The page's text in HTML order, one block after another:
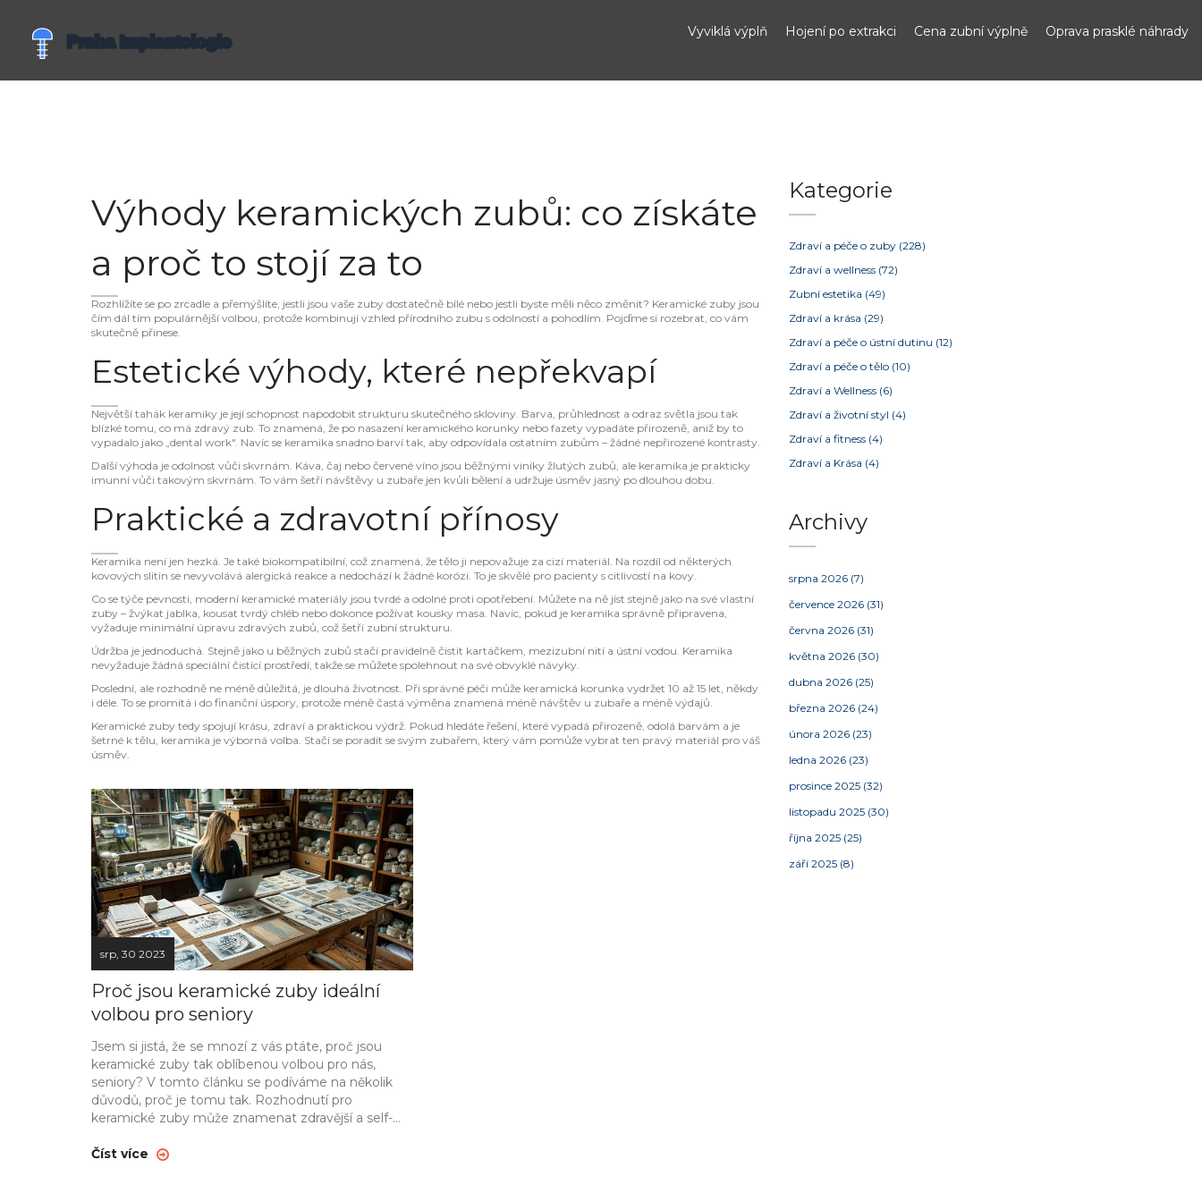
Vyviklá výplň Hojení po extrakci Cena zubní výplně Oprava prasklé náhrady
Výhody keramických zubů: co získáte
a proč to stojí za to
Rozhlížíte se po zrcadle a přemýšlíte, jestli jsou vaše zuby dostatečně bílé nebo jestli byste měli něco změnit? Keramické zuby jsou
čím dál tím populárnější volbou, protože kombinují vzhled přírodního zubu s odolností a pohodlím. Pojďme si rozebrat, co vám
skutečně přinese.
Estetické výhody, které nepřekvapí
Největší tahák keramiky je její schopnost napodobit strukturu skutečného skloviny. Barva, průhlednost a odraz světla jsou tak
blízké tomu, co má zdravý zub. To znamená, že po nasazení keramického korunky nebo fazety vypadáte přirozeně, aniž by to
vypadalo jako „dental work". Navíc se keramika snadno barví tak, aby odpovídala ostatním zubům – žádné nepřirozené kontrasty.
Další výhoda je odolnost vůči skvrnám. Káva, čaj nebo červené víno jsou běžnými viníky žlutých zubů, ale keramika je prakticky
imunní vůči takovým skvrnám. To vám šetří návštěvy u zubaře jen kvůli bělení a udržuje úsměv jasný po dlouhou dobu.
Praktické a zdravotní přínosy
Keramika není jen hezká. Je také biokompatibilní, což znamená, že tělo ji nepovažuje za cizí materiál. Na rozdíl od některých
kovových slitin se nevyvolává alergická reakce a nedochází k žádné korózi. To je skvělé pro pacienty s citlivostí na kovy.
Co se týče pevnosti, moderní keramické materiály jsou tvrdé a odolné proti opotřebení. Můžete na ně jíst stejně jako na své vlastní
zuby – žvýkat jablka, kousat tvrdý chléb nebo dokonce požívat kousky masa. Navíc, pokud je keramika správně připravena,
vyžaduje minimální úpravu zdravých zubů, což šetří zubní strukturu.
Údržba je jednoduchá. Stejně jako u běžných zubů stačí pravidelně čistit kartáčkem, mezizubní nití a ústní vodou. Keramika
nevyžaduje žádná speciální čistící prostředí, takže se můžete spolehnout na své obvyklé návyky.
Poslední, ale rozhodně ne méně důležitá, je dlouhá životnost. Při správné péči může keramická korunka vydržet 10 až 15 let, někdy
i déle. To se promítá i do finanční úspory, protože méně častá výměna znamená méně návštěv u zubaře a méně výdajů.
Keramické zuby tedy spojují krásu, zdraví a praktickou výdrž. Pokud hledáte řešení, které vypadá přirozeně, odolá barvám a je
šetrné k tělu, keramika je výborná volba. Stačí se poradit se svým zubařem, který vám pomůže vybrat ten pravý materiál pro váš
úsměv.
srp, 30 2023
Proč jsou keramické zuby ideální
volbou pro seniory
Jsem si jistá, že se mnozí z vás ptáte, proč jsou
keramické zuby tak oblíbenou volbou pro nás,
seniory? V tomto článku se podíváme na několik
důvodů, proč je tomu tak. Rozhodnutí pro
keramické zuby může znamenat zdravější a self-
všechny seniory. Budeme diskutovat o jejich
Číst více
Kategorie
Zdraví a péče o zuby (228)
Zdraví a wellness (72)
Zubní estetika (49)
Zdraví a krása (29)
Zdraví a péče o ústní dutinu (12)
Zdraví a péče o tělo (10)
Zdraví a Wellness (6)
Zdraví a životní styl (4)
Zdraví a fitness (4)
Zdraví a Krása (4)
Archivy
srpna 2026 (7)
července 2026 (31)
června 2026 (31)
května 2026 (30)
dubna 2026 (25)
března 2026 (24)
února 2026 (23)
ledna 2026 (23)
prosince 2025 (32)
listopadu 2025 (30)
října 2025 (25)
září 2025 (8)